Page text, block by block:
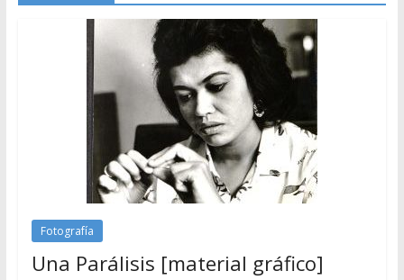
Fotografía
Una Parálisis [material gráfico]